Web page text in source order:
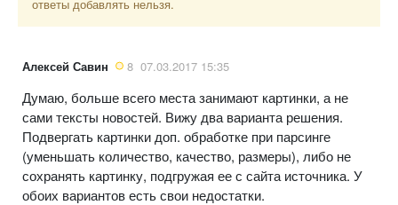
ответы добавлять нельзя.
Алексей Савин 8 07.03.2017 15:35
Думаю, больше всего места занимают картинки, а не
сами тексты новостей. Вижу два варианта решения.
Подвергать картинки доп. обработке при парсинге
(уменьшать количество, качество, размеры), либо не
сохранять картинку, подгружая ее с сайта источника. У
обоих вариантов есть свои недостатки.